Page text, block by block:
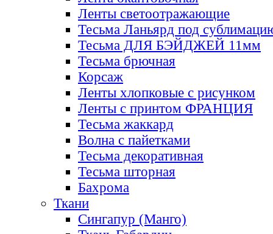
Ленты светоотражающие
Тесьма Ланьярд под
Тесьма ДЛЯ БЭЙДЖЕЙ 11мм
Тесьма брючная
Корсаж
Ленты хлопковые с рисунком
Ленты с принтом ФРАНЦИЯ
Тесьма жаккард
Волна с пайетками
Тесьма декоративная
Тесьма шторная
Бахрома
Ткани
Сингапур (Манго)